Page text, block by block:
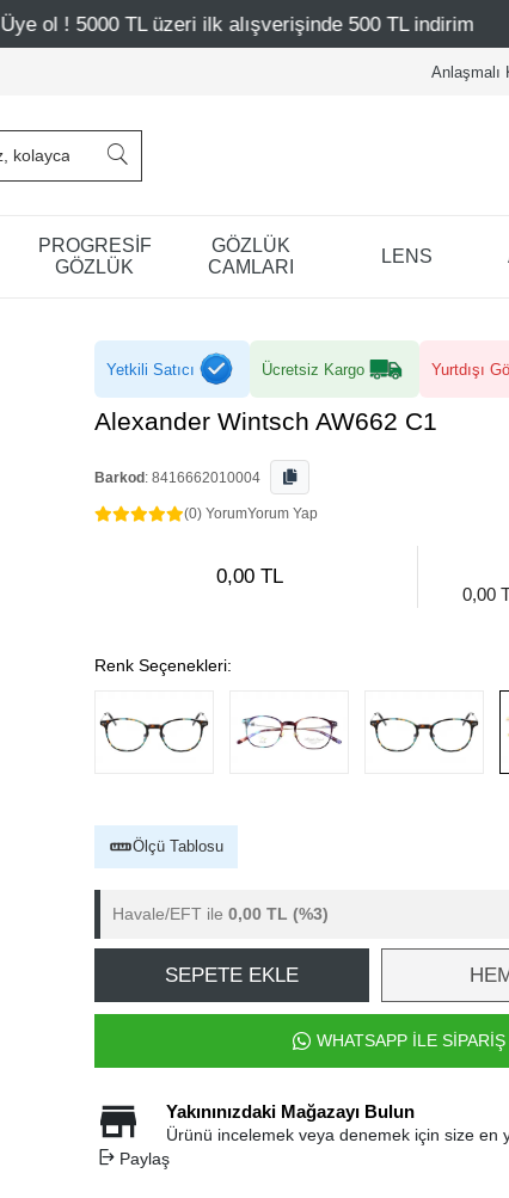
üzeri ilk alışverişinde 500 TL indirim
Anlaşmalı
PROGRESİF
GÖZLÜK
GÖZLÜK
CAMLARI
LENS
Yetkili Satıcı Ücretsiz Kargo Yurtdışı
Alexander Wintsch AW662 C1
Barkod : 8416662010004
(0) YorumYorum Yap
0,00 TL
0,00
Renk Seçenekleri:
Ölçü Tablosu
Havale/EFT ile 0,00 TL (%3)
SEPETE EKLE
WHATSAPP İLE SİPARİŞ
Yakınınızdaki Mağazayı Bulun
Ürünü incelemek veya denemek için size en
Paylaş